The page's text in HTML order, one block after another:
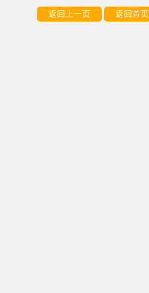
返回上一页 返回首页